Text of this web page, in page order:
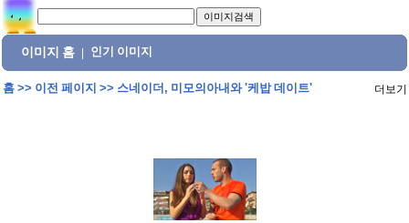
이미지 홈 인기 이미지
홈>> 이전 페이지 >> 스네이더, 미모의아내와 '케밥 데이트' 더보기